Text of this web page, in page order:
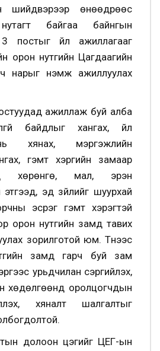
шийдвэрээр өнөөдрөөс
байгаа байнгын
постыг үйл ажиллагааг
орон нутгийн Цагдаагийн
нарыг нэмж ажиллуулах
ажиллаж буй алба
байдлыг хангах, үйл
хянах, мэргэжлийн
гэмт хэргийн замаар
хөрөнгө, мал, эрэн
эд зүйлийг шуурхай
эсрэг гэмт хэрэгтэй
орон нутгийн замд тавих
зорилготой юм. Түүнээс
замд гарч буй зам
урьдчилан сэргийлэх,
хөдөлгөөнд оролцогчдын
хяналт шалгалтыг
долоон цэгийг ЦЕГ-ын